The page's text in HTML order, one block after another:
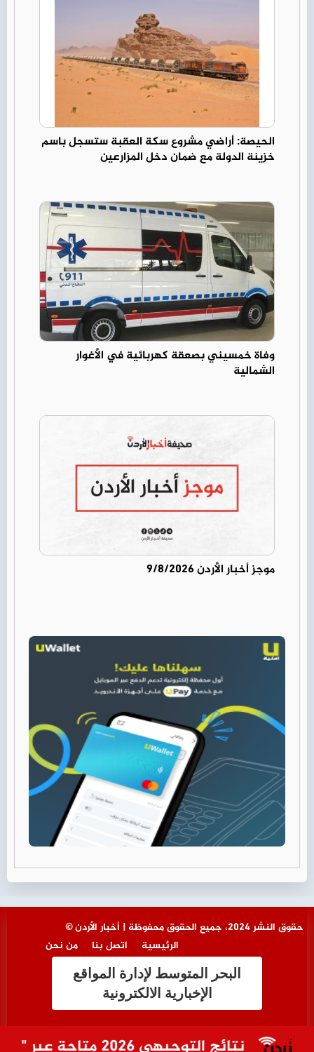
الحيصة: أراضي مشروع سكة العقبة ستسجل باسم
خزينة الدولة مع ضمان دخل المزارعين
وفاة خمسيني بصعقة كهربائية في الأغوار
الشمالية
موجز أخبار الأردن 9/8/2026
نتائج التوجيهي 2026 متاحة عبر "سند" فور إعلانها الاثنين
© حقوق النشر 2024، جميع الحقوق محفوظة | أخبار الأردن
من نحن
اتصل بنا الرئيسية
البحر المتوسط لإدارة المواقع
الإخبارية الالكترونية